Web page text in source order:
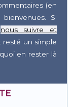
(en
Si
nous suivre et
resté un simple
en rester là